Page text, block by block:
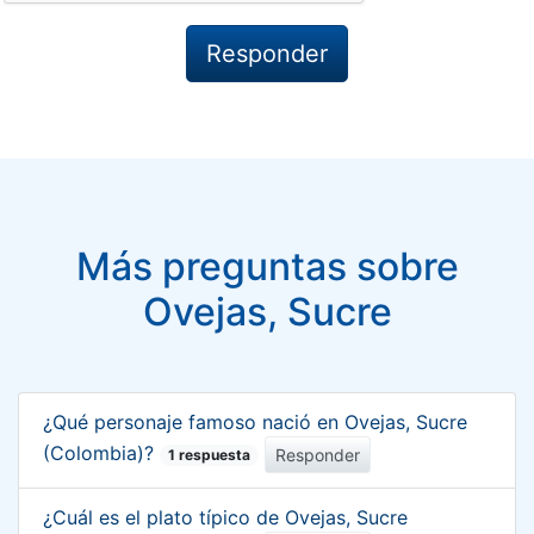
Más preguntas sobre
Ovejas, Sucre
¿Qué personaje famoso nació en Ovejas, Sucre
(Colombia)?
1 respuesta Responder
¿Cuál es el plato típico de Ovejas, Sucre